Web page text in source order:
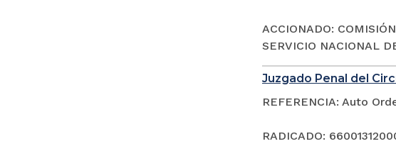
ACCIONADO:
SERVICIO NACIONAL
Juzgado Penal del
REFERENCIA: Auto
RADICADO: